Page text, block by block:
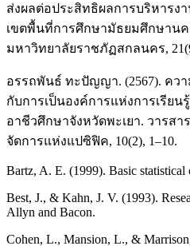
ส่งผลต่อประสิทธิผลการบริหารง
เขตพื้นที่การศึกษามัธยมศึกษาน
มหาวิทยาลัยราชภัฏสกลนคร,
อรรถพันธ์ ทะปัญญา. (2567). คว
กับการเป็นองค์การแห่งการเรีย
อาชีวศึกษาจังหวัดพะเยา. วารส
จัดการแห่งแปซิฟิค, 10(2), 1–10.
Bartz, A. E. (1999). Basic statistical
Best, J., & Kahn, J. V. (1993).
Allyn and Bacon.
Cohen, L., Mansion, L., &